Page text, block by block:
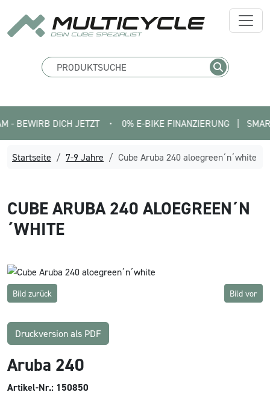
DICH JETZT • 0% E-BIKE FINANZIERUNG   |   SMARTFIT
Startseite 7-9 Jahre Cube Aruba 240 aloegreen´n´white
CUBEARUBA 240 ALOEGREEN´N
´WHITE
Bild zurück Bild vor
Druckversion als PDF
Aruba 240
Artikel-Nr.: 150850